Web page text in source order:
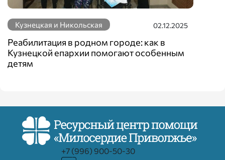
Кузнецкая и Никольская 02.12.2025
Реабилитация в родном городе: как в
Кузнецкой епархии помогают особенным
детям
+7 (996) 900-50-30